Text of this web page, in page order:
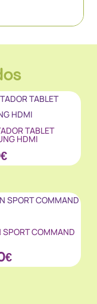
TABLET
HDMI
€
SPORT COMMAND
€